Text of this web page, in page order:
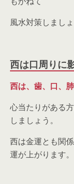
風水対策しましょ
西は口周りに
西は、歯、口、肺
心当たりがある
しましょう。
西は金運とも関
運が上がります。